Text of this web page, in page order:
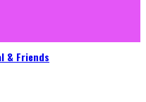
& Friends